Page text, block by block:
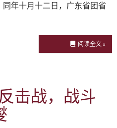
年十月十二日，广东省团省
阅读全文 »
击战，战斗